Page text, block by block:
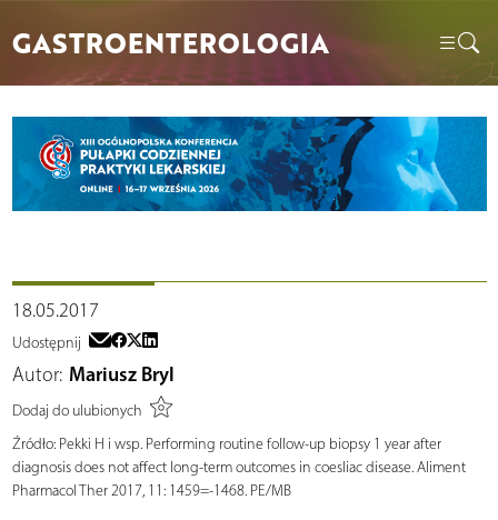
GASTROENTEROLOGIA
18.05.2017
Udostępnij
Autor: Mariusz Bryl
Dodaj do ulubionych
Źródło:Pekki H i wsp. Performing routine follow-up biopsy 1 year after
diagnosis does not affect long-term outcomes in coesliac disease. Aliment
Pharmacol Ther 2017, 11: 1459=-1468. PE/MB